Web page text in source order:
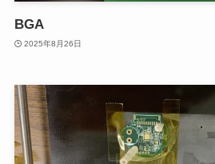
BGA
2025年8月26日